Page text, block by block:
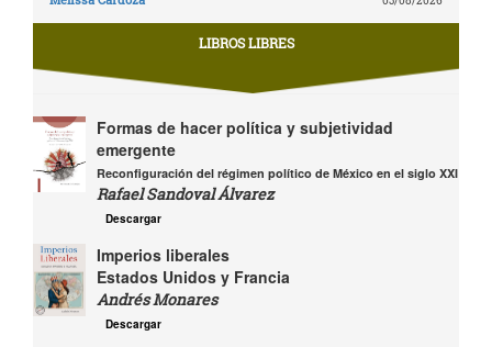
LIBROS LIBRES
Formas de hacer política y subjetividad
emergente
Reconfiguración del régimen político de México en el siglo XXI
Rafael Sandoval Álvarez
Descargar
Imperios liberales
Estados Unidos y Francia
Andrés Monares
Descargar